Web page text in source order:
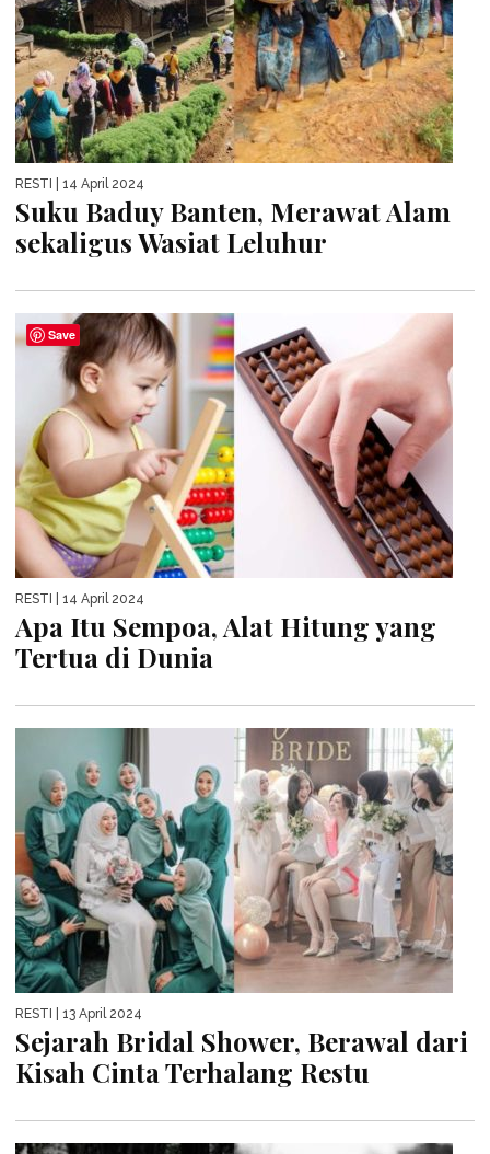
RESTI | 14 April 2024
Suku Baduy Banten, Merawat Alam
sekaligus Wasiat Leluhur
RESTI | 14 April 2024
Apa Itu Sempoa, Alat Hitung yang
Tertua di Dunia
RESTI | 13 April 2024
Sejarah Bridal Shower, Berawal dari
Kisah Cinta Terhalang Restu
Save